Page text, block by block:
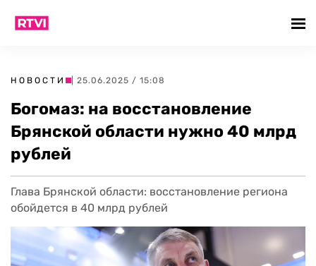
НОВОСТИ | 25.06.2025 / 15:08
Богомаз: на восстановление
Брянской области нужно 40 млрд
рублей
Глава Брянской области: восстановление региона
обойдется в 40 млрд рублей